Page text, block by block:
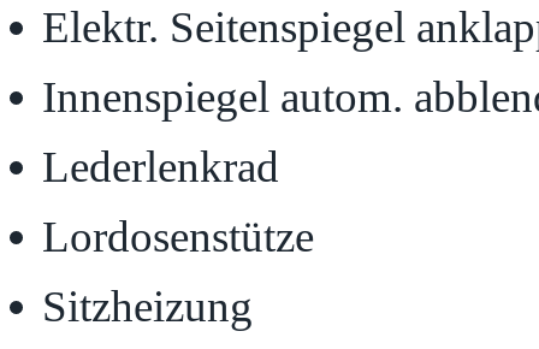
Elektr. Seitenspiegel
Innenspiegel autom.
Lederlenkrad
Lordosenstütze
Sitzheizung